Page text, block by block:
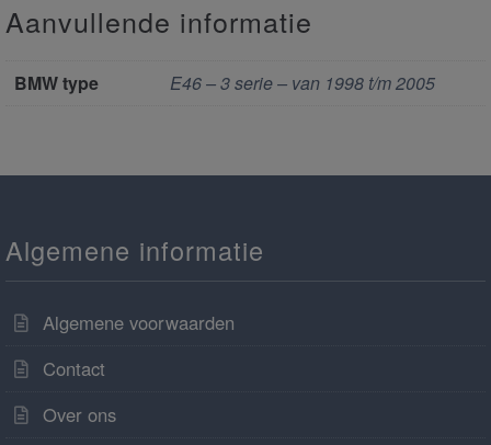
Aanvullende informatie
BMW type E46 – 3 serie – van 1998 t/m 2005
Algemene informatie
Algemene voorwaarden
Contact
Over ons